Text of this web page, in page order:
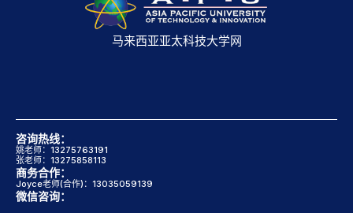
马来西亚亚太科技大学网
咨询热线：
姚老师：13275763191
张老师：13275858113
商务合作：
Joyce老师(合作)：13035059139
微信咨询：